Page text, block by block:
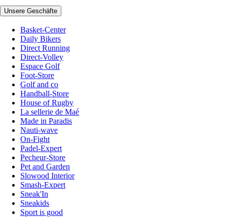
Unsere Geschäfte
Basket-Center
Daily Bikers
Direct Running
Direct-Volley
Espace Golf
Foot-Store
Golf and co
Handball-Store
House of Rugby
La sellerie de Maé
Made in Paradis
Nauti-wave
On-Fight
Padel-Expert
Pecheur-Store
Pet and Garden
Slowood Interior
Smash-Expert
Sneak'In
Sneakids
Sport is good